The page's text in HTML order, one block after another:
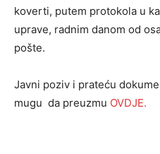
koverti, putem protokola u
uprave, radnim danom od
pošte.
Javni poziv i prateću
mugu da preuzmu OVDJE.